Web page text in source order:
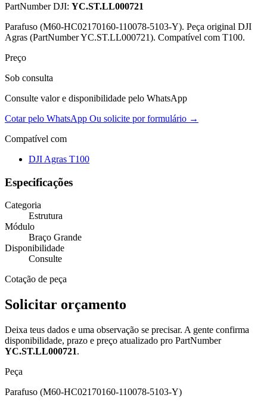
PartNumber DJI: YC.ST.LL000721
Parafuso (M60-HC02170160-110078-5103-Y). Peça original DJI
Agras (PartNumber YC.ST.LL000721). Compatível com T100.
Preço
Sob consulta
Consulte valor e disponibilidade pelo WhatsApp
Cotar pelo WhatsApp Ou solicite por formulário →
Compatível com
DJI Agras T100
Especificações
Categoria
Estrutura
Módulo
Braço Grande
Disponibilidade
Consulte
Cotação de peça
Solicitar orçamento
Deixa teus dados e uma observação se precisar. A gente confirma
disponibilidade, prazo e preço atualizado pro PartNumber
YC.ST.LL000721.
Peça
Parafuso (M60-HC02170160-110078-5103-Y)